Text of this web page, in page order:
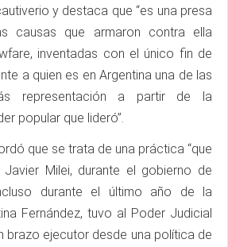
y destaca que “es una presa
causas que armaron contra ella
inventadas con el único fin de
a quien es en Argentina una de las
representación a partir de la
popular que lideró”.
que se trata de una práctica “que
Milei, durante el gobierno de
durante el último año de la
Fernández, tuvo al Poder Judicial
brazo ejecutor desde una política de